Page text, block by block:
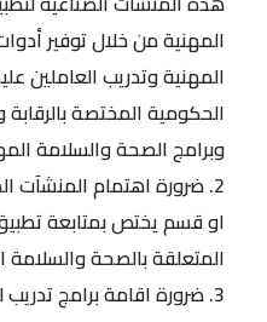
المهنية من خلال توفير
المهنية وتدريب العاملين
الحكومية المختصة
وبرامج الصحة والسلامة
2. ضرورة اهتمام المنشآت
او قسم يختص بمتابعة تطبيق
المتعلقة بالصحة والسلامة
3. ضرورة اقامة برامج